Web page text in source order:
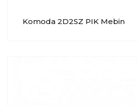
Komoda 2D2SZ PIK Mebin